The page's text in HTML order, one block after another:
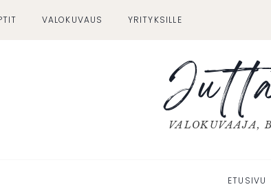
VALOKUVAUS YRITYKSILLE
VALOKUVAAJA,
ETUSIVU